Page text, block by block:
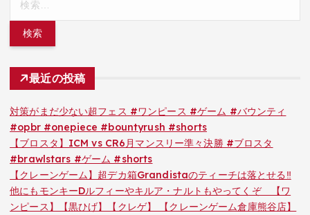
最近の投稿
対策がまだ少ない超フェス #ワンピース #ゲーム #バウンティ
#opbr #onepiece #bountyrush #shorts
【ブロスタ】ICM vs CR6月マンスリー準々決勝 #ブロスタ
#brawlstars #ゲーム #shorts
【クレーンゲーム】超デカ箱Grandistaのティーチは落とせる‼︎
他にもモンキーDルフィーやキルア・ナルトもやってくぞ 【ワ
ンピース】【黒ひげ】【クレゲ】 【クレーンゲーム倉庫熊谷店】